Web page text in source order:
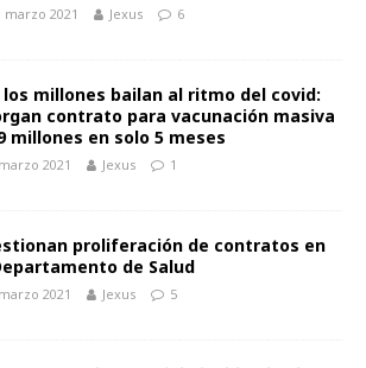
marzo 2021 Jexus 6
los millones bailan al ritmo del covid:
contrato para vacunación masiva
millones en solo 5 meses
2021 Jexus 1
proliferación de contratos en
de Salud
2021 Jexus 5